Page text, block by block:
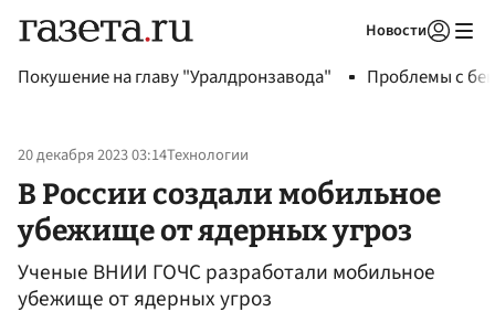
Новости
Покушение на главу "Уралдронзавода" Проблемы с
20 декабря 2023 03:14Технологии
В России создали мобильное
убежище от ядерных угроз
Ученые ВНИИ ГОЧС разработали мобильное
убежище от ядерных угроз